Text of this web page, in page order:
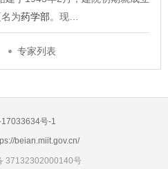
为药学部。现…
专家列表
号-1
beian.miit.gov.cn/
37132302000140号